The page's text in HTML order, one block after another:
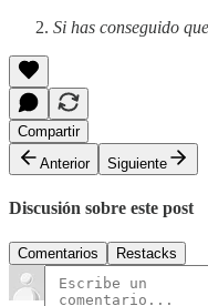
Si has conseguido
Compartir
Anterior
Siguiente
Discusión sobre este post
Comentarios Restacks